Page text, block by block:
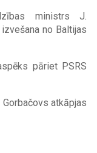
ministrs J.
no Baltijas
pāriet PSRS
atkāpjas